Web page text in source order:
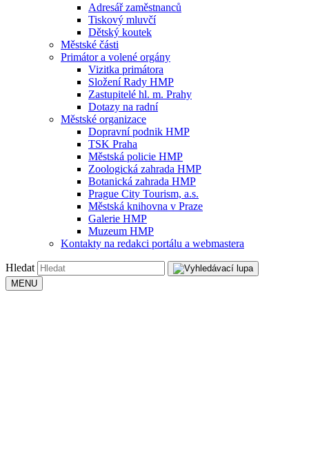
Adresář zaměstnanců
Tiskový mluvčí
Dětský koutek
Městské části
Primátor a volené orgány
Vizitka primátora
Složení Rady HMP
Zastupitelé hl. m. Prahy
Dotazy na radní
Městské organizace
Dopravní podnik HMP
TSK Praha
Městská policie HMP
Zoologická zahrada HMP
Botanická zahrada HMP
Prague City Tourism, a.s.
Městská knihovna v Praze
Galerie HMP
Muzeum HMP
Kontakty na redakci portálu a webmastera
Hledat
MENU